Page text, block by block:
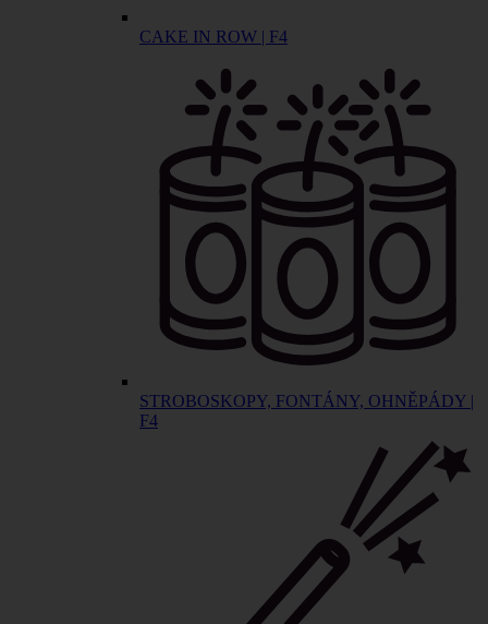
CAKE IN ROW | F4
STROBOSKOPY, FONTÁNY, OHNĚPÁDY |
F4